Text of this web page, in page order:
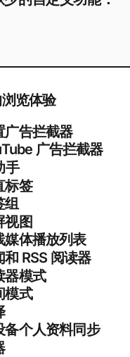
览体验
广告拦截器
广告拦截器
手
标签
组
视图
媒体播放列表
和 RSS 阅读器
器模式
模式
备个人资料同步